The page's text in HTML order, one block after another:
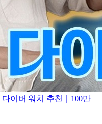
이버 워치 추천｜100만